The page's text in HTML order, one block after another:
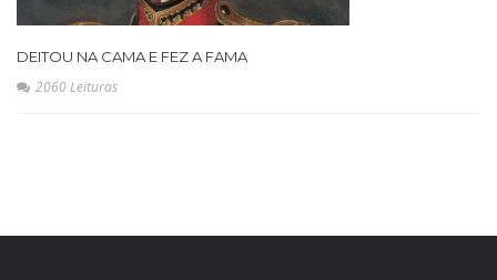
DEITOU NA CAMA E FEZ A FAMA
2060 Leituras